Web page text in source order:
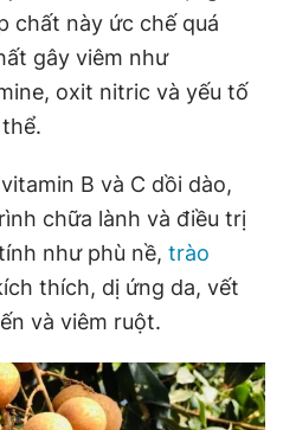
RSS Tòa soạn Chính sách bảo
Hải Thành
- BTTTT cấp ngày 24.3.2020
về Báo Thanh Niên. Cấm sao
không có sự chấp thuận bằng văn
JSC.
chất này ức chế quá
gây viêm như
oxit nitric và yếu tố
B và C dồi dào,
chữa lành và điều trị
như phù nề, trào
thích, dị ứng da, vết
và viêm ruột.